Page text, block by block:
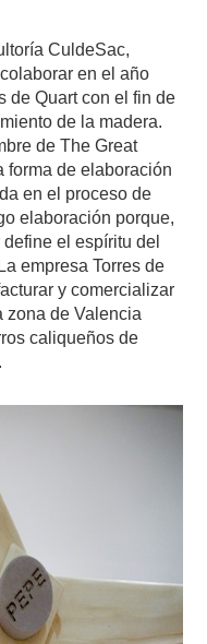
CuldeSac,
en el año
de Quart con el fin de
de la madera.
de The Great
forma de elaboración
en el proceso de
elaboración porque,
el espíritu del
empresa Torres de
y comercializar
zona de Valencia
caliqueños de